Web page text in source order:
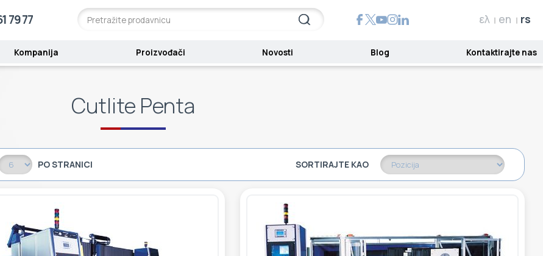
79 77 ελ en rs
Kompanija Proizvođači Novosti Blog Kontaktirajte nas
Cutlite Penta
PO STRANICI SORTIRAJTE KAO